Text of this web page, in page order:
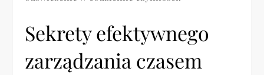
Sekrety efektywnego
zarządzania czasem